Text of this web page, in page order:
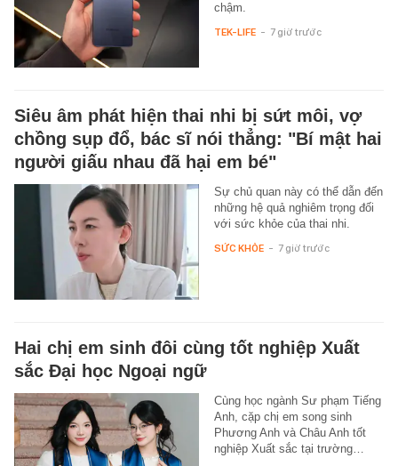
chậm.
TEK-LIFE - 7 giờ trước
Siêu âm phát hiện thai nhi bị sứt môi, vợ
chồng sụp đổ, bác sĩ nói thẳng: "Bí mật hai
người giấu nhau đã hại em bé"
Sự chủ quan này có thể dẫn đến
những hệ quả nghiêm trọng đối
với sức khỏe của thai nhi.
SỨC KHỎE - 7 giờ trước
Hai chị em sinh đôi cùng tốt nghiệp Xuất
sắc Đại học Ngoại ngữ
Cùng học ngành Sư phạm Tiếng
Anh, cặp chị em song sinh
Phương Anh và Châu Anh tốt
nghiệp Xuất sắc tại trường…